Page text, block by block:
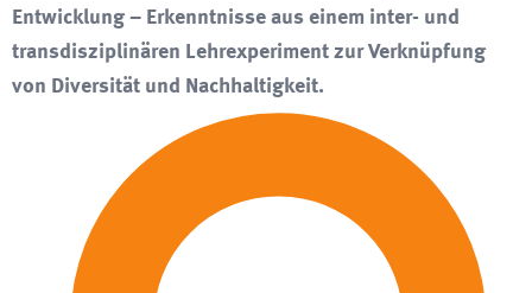
Entwicklung – Erkenntnisse aus einem inter- und
transdisziplinären Lehrexperiment zur Verknüpfung
von Diversität und Nachhaltigkeit.